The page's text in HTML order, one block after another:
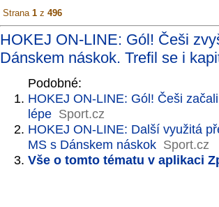
Strana 1 z 496
HOKEJ ON-LINE: Gól! Češi
Dánskem náskok. Trefil se i
Podobné:
HOKEJ ON-LINE: Gól! Češi
lépe Sport.cz
HOKEJ ON-LINE: Další využitá
MS s Dánskem náskok Sport.cz
Vše o tomto tématu v aplikaci